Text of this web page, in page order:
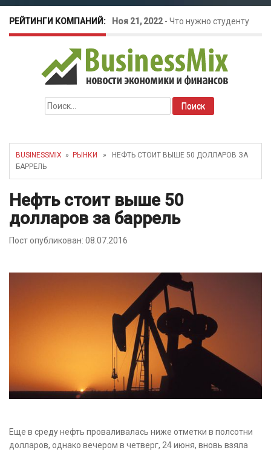
РЕЙТИНГИ КОМПАНИЙ: Ноя 21, 2022- Что нужно студенту
для открытия бизнеса?
Окт 26, 2022-Телефония для
amoCRM: лучшие инструменты для
бизнеса
как защитить свой бизнес?
Найти:
BUSINESSMIX » РЫНКИ
» НЕФТЬ СТОИТ ВЫШЕ 50 ДОЛЛАРОВ ЗА
БАРРЕЛЬ
Нефть стоит выше 50
долларов за баррель
Пост опубликован: 08.07.2016
Еще в среду нефть проваливалась ниже отметки в полсотни
долларов, однако вечером в четверг, 24 июня, вновь взяла